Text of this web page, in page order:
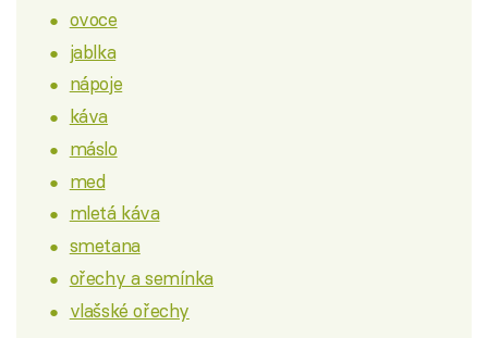
ovoce
jablka
nápoje
káva
máslo
med
mletá káva
smetana
ořechy a semínka
vlašské ořechy